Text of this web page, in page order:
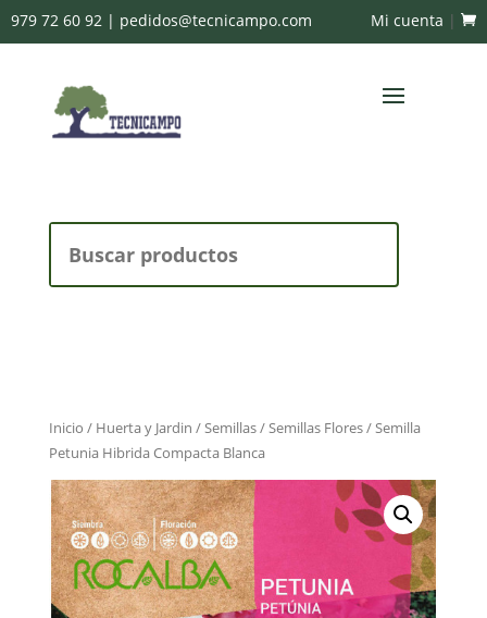
979 72 60 92 | pedidos@tecnicampo.com Mi cuenta |
Inicio / Huerta y Jardin /Semillas/Semillas Flores/ Semilla
Petunia Hibrida Compacta Blanca